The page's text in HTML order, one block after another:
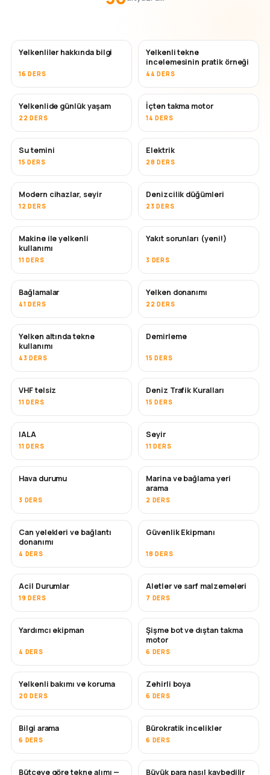
Yelkenliler hakkında bilgi
16 DERS
Yelkenli tekne
incelemesinin pratik örneği
44 DERS
Yelkenlide günlük yaşam
22 DERS
İçten takma motor
14 DERS
Su temini
15 DERS
Elektrik
28 DERS
Modern cihazlar, seyir
12 DERS
Denizcilik düğümleri
23 DERS
Makine ile yelkenli
kullanımı
11 DERS
Yakıt sorunları (yeni!)
3 DERS
Bağlamalar
41 DERS
Yelken donanımı
22 DERS
Yelken altında tekne
kullanımı
43 DERS
Demirleme
15 DERS
VHF telsiz
11 DERS
Deniz Trafik Kuralları
15 DERS
IALA
11 DERS
Seyir
11 DERS
Hava durumu
3 DERS
Marina ve bağlama yeri
arama
2 DERS
Can yelekleri ve bağlantı
donanımı
4 DERS
Güvenlik Ekipmanı
18 DERS
Acil Durumlar
19 DERS
Aletler ve sarf malzemeleri
7 DERS
Yardımcı ekipman
4 DERS
Şişme bot ve dıştan takma
motor
6 DERS
Yelkenli bakımı ve koruma
20 DERS
YAKINDA
Zehirli boya
6 DERS
Bilgi arama
6 DERS
Bürokratik incelikler
6 DERS
YAKINDA
Bütçeye göre tekne alımı —
YAKINDA
Büyük para nasıl kaybedilir